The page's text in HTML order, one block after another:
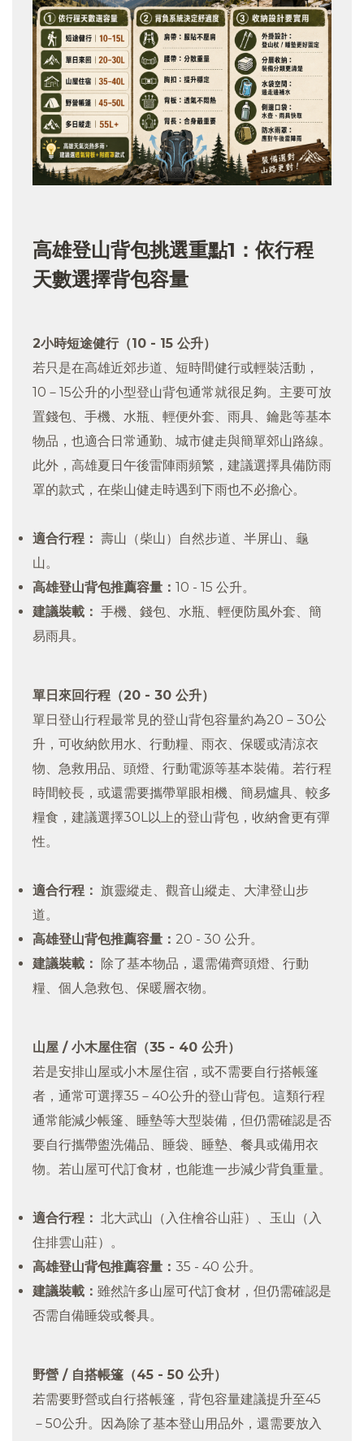
高雄登山背包挑選重點1：依行程
天數選擇背包容量
2小時短途健行（10 - 15 公升）
若只是在高雄近郊步道、短時間健行或輕裝活動，
10－15公升的小型登山背包通常就很足夠。主要可放
置錢包、手機、水瓶、輕便外套、雨具、鑰匙等基本
物品，也適合日常通勤、城市健走與簡單郊山路線。
此外，高雄夏日午後雷陣雨頻繁，建議選擇具備防雨
罩的款式，在柴山健走時遇到下雨也不必擔心。
適合行程： 壽山（柴山）自然步道、半屏山、龜
山。
高雄登山背包推薦容量： 10 - 15 公升。
建議裝載： 手機、錢包、水瓶、輕便防風外套、簡
易雨具。
單日來回行程（20 - 30 公升）
單日登山行程最常見的登山背包容量約為20－30公
升，可收納飲用水、行動糧、雨衣、保暖或清涼衣
物、急救用品、頭燈、行動電源等基本裝備。若行程
時間較長，或還需要攜帶單眼相機、簡易爐具、較多
糧食，建議選擇30L以上的登山背包，收納會更有彈
性。
適合行程： 旗靈縱走、觀音山縱走、大津登山步
道。
高雄登山背包推薦容量： 20 - 30 公升。
建議裝載： 除了基本物品，還需備齊頭燈、行動
糧、個人急救包、保暖層衣物。
山屋 / 小木屋住宿（35 - 40 公升）
若是安排山屋或小木屋住宿，或不需要自行搭帳篷
者，通常可選擇35－40公升的登山背包。這類行程
通常能減少帳篷、睡墊等大型裝備，但仍需確認是否
要自行攜帶盥洗備品、睡袋、睡墊、餐具或備用衣
物。若山屋可代訂食材，也能進一步減少背負重量。
適合行程： 北大武山（入住檜谷山莊）、玉山（入
住排雲山莊）。
高雄登山背包推薦容量： 35 - 40 公升。
建議裝載： 雖然許多山屋可代訂食材，但仍需確認是
否需自備睡袋或餐具。
野營 / 自搭帳篷（45 - 50 公升）
若需要野營或自行搭帳篷，背包容量建議提升至45
－50公升。因為除了基本登山用品外，還需要放入